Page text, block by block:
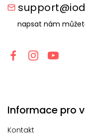
napsat nám
Informace pro
Kontakt